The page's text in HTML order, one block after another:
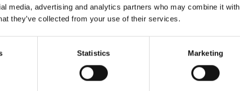
media, advertising and analytics partners who may combine it with
they’ve collected from your use of their services.
Statistics Marketing